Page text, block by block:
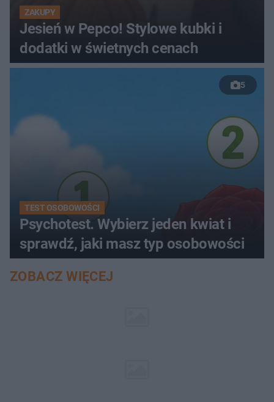
ZAKUPY
Jesień w Pepco! Stylowe kubki i
dodatki w świetnych cenach
5
TEST OSOBOWOŚCI
Psychotest. Wybierz jeden kwiat i
sprawdź, jaki masz typ osobowości
ZOBACZ WIĘCEJ